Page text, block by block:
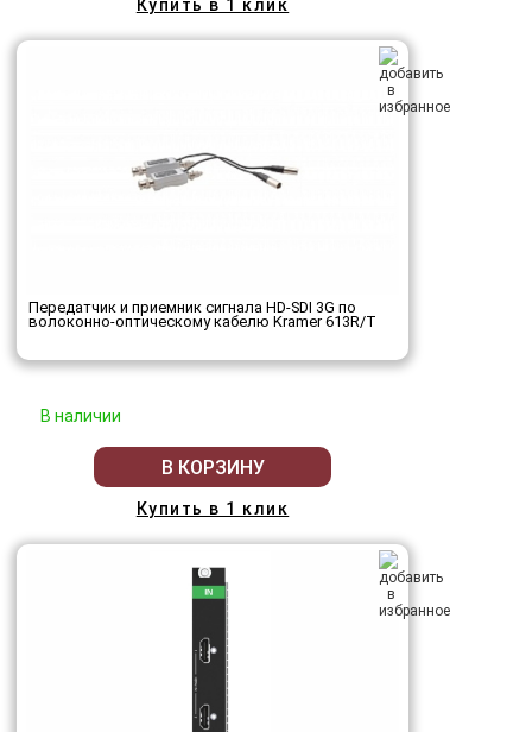
Купить в 1 клик
Передатчик и приемник сигнала HD-SDI 3G по
волоконно-оптическому кабелю Kramer 613R/T
В наличии
В КОРЗИНУ
Купить в 1 клик